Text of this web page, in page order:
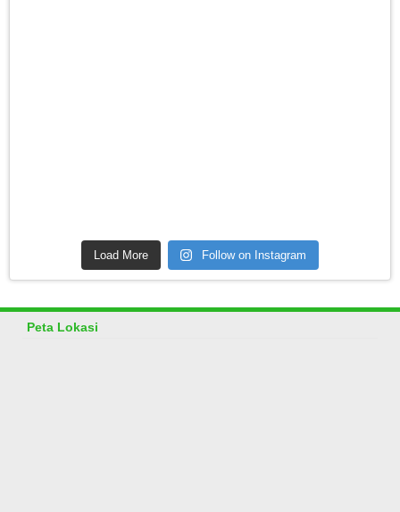
Load More Follow on Instagram
Peta Lokasi